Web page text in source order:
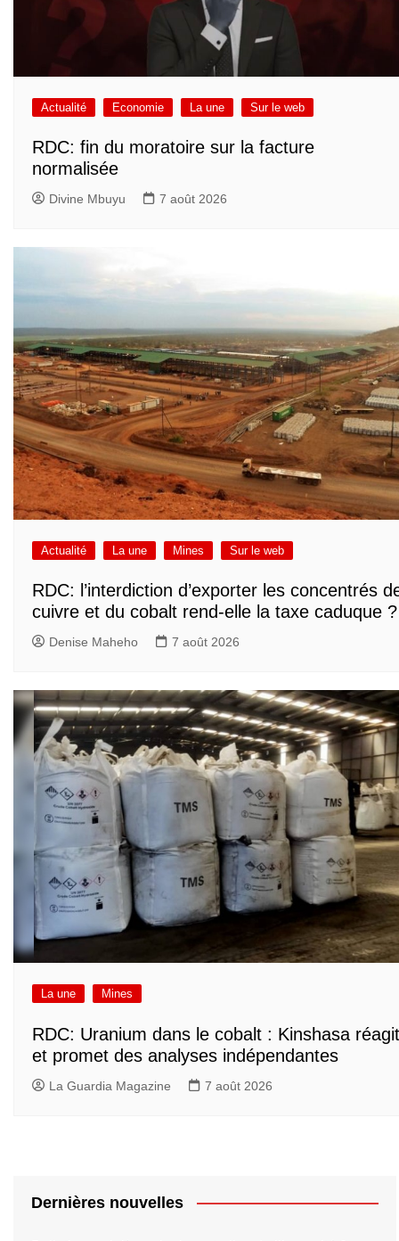
Actualité Economie La une Sur le web
RDC: fin du moratoire sur la facture
normalisée
Divine Mbuyu 7 août 2026
Actualité La une Mines Sur le web
RDC: l’interdiction d’exporter les concentrés
cuivre et du cobalt rend-elle la taxe caduque ?
Denise Maheho 7 août 2026
La une Mines
RDC: Uranium dans le cobalt : Kinshasa réagit
et promet des analyses indépendantes
La Guardia Magazine 7 août 2026
Dernières nouvelles